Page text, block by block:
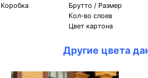
Коробка
Брутто / Размер
Кол-во слоев
Цвет картона
Другие цвета